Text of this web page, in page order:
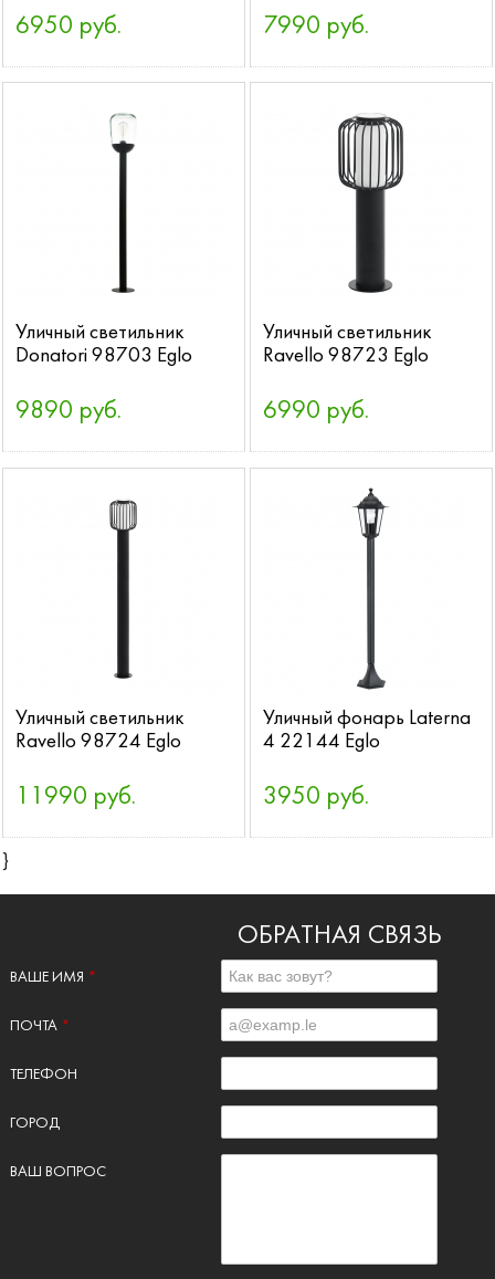
6950 руб. 7990 руб.
Уличный светильник
Donatori 98703 Eglo
9890 руб.
Уличный светильник
Ravello 98723 Eglo
6990 руб.
Уличный светильник
Ravello 98724 Eglo
11990 руб.
Уличный фонарь Laterna
4 22144 Eglo
3950 руб.
}
ОБРАТНАЯ СВЯЗЬ
ВАШЕ ИМЯ *
ПОЧТА *
ТЕЛЕФОН
ГОРОД
ВАШ ВОПРОС